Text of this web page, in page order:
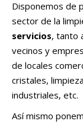
Disponemos de
sector de la
servicios, tanto
vecinos y
de locales
cristales,
industriales, etc.
Así mismo